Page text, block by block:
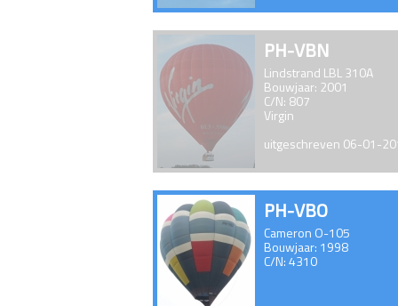
PH-VBN
Lindstrand LBL 310A
Bouwjaar: 2001
C/N: 807
Virgin
uitgeschreven 06-01-
PH-VBO
Cameron O-105
Bouwjaar: 1998
C/N: 4310